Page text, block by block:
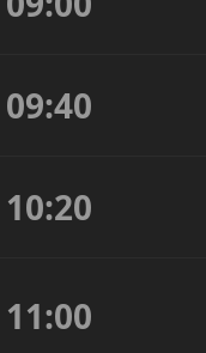
09:40
10:20
11:00